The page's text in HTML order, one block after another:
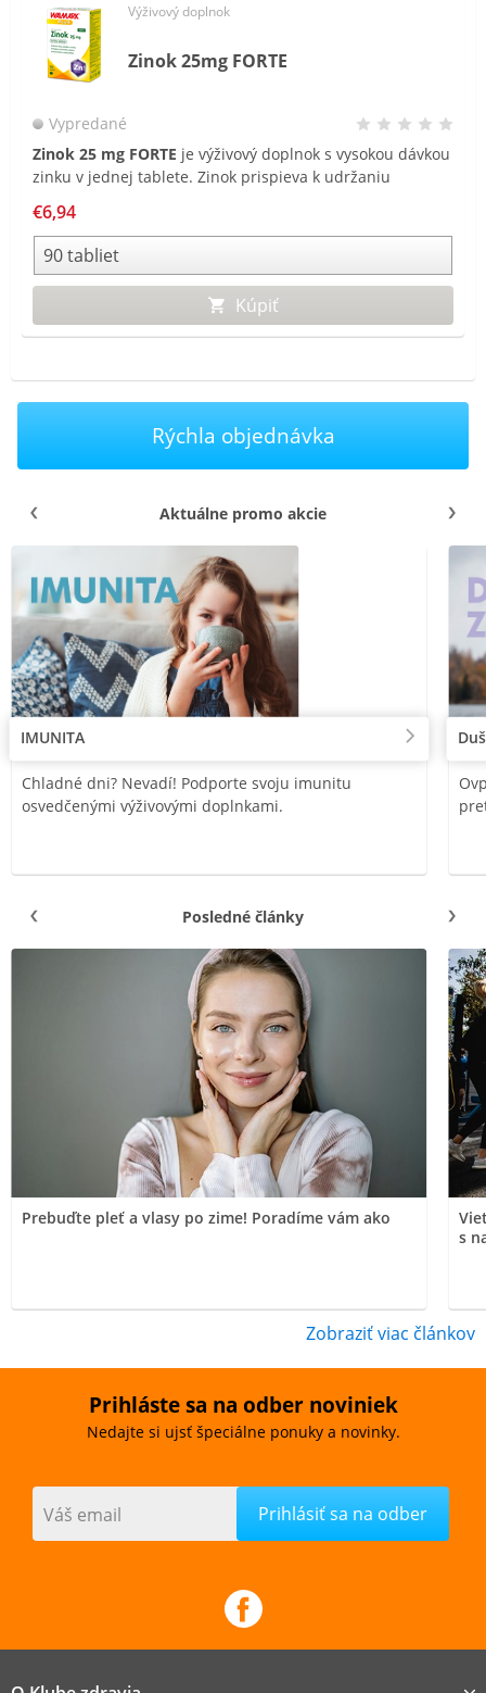
Výživový doplnok
Zinok 25mg FORTE
Vypredané
Zinok 25 mg FORTE je výživový doplnok s vysokou dávkou
zinku v jednej tablete. Zinok prispieva k udržaniu
normálnu funkciu imunitného systému.
€6,94
Kúpiť
Rýchla objednávka
Aktuálne promo akcie
IMUNITA
Chladné dni? Nevadí! Podporte svoju imunitu
osvedčenými výživovými doplnkami.
Posledné články
Prebuďte pleť a vlasy po zime! Poradíme vám ako
s
Zobraziť viac článkov
Prihláste sa na odber noviniek
Nedajte si ujsť špeciálne ponuky a novinky.
Váš email